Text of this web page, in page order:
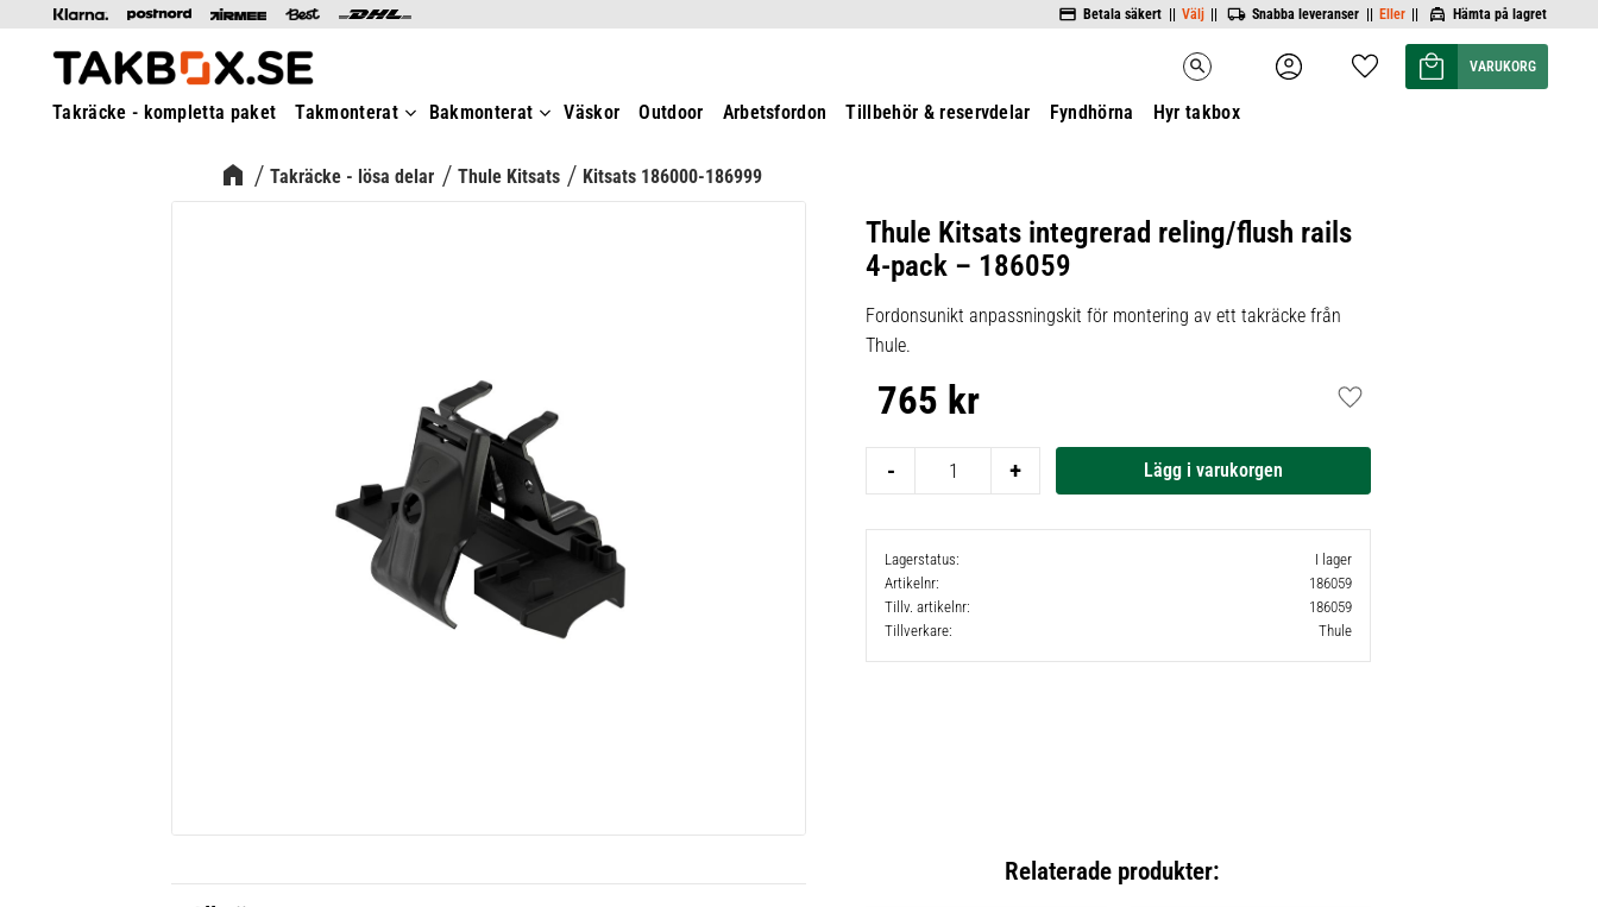
Betala säkert || Välj || Snabba leveranser || Eller || Hämta på lagret
search Favoriter
Kundvagn
Takräcke - kompletta paket Takmonterat Bakmonterat Väskor Outdoor Arbetsfordon Tillbehör & reservdelar Fyndhörna Hyr takbox
Takräcke - lösa delar Thule Kitsats Kitsats 186000-186999
Thule Kitsats integrerad reling/flush rails
4-pack – 186059
Fordonsunikt anpassningskit för montering av ett takräcke från
Thule.
765 kr
+
-
Lägg till i favoriter
Lagerstatus
I lager
Artikelnr
186059
Tillv. artikelnr
186059
Tillverkare
Thule
Relaterade produkter: